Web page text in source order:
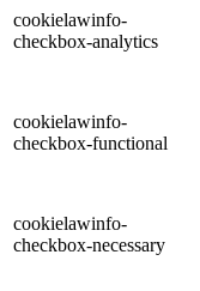
cookielawinfo-
checkbox-analytics
cookielawinfo-
checkbox-functional
cookielawinfo-
checkbox-necessary